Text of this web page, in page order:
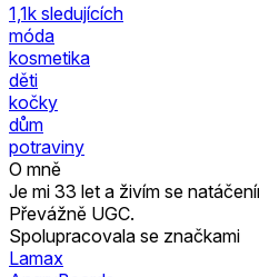
1,1k sledujících
móda
kosmetika
děti
kočky
dům
potraviny
O mně
Je mi 33 let a živím se
Převážně UGC.
Spolupracovala se značkami
Lamax